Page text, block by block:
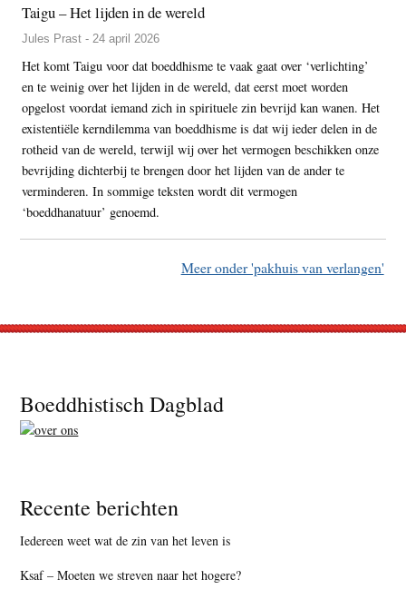
Taigu – Het lijden in de wereld
Jules Prast - 24 april 2026
Het komt Taigu voor dat boeddhisme te vaak gaat over ‘verlichting’
en te weinig over het lijden in de wereld, dat eerst moet worden
opgelost voordat iemand zich in spirituele zin bevrijd kan wanen. Het
existentiële kerndilemma van boeddhisme is dat wij ieder delen in de
rotheid van de wereld, terwijl wij over het vermogen beschikken onze
bevrijding dichterbij te brengen door het lijden van de ander te
verminderen. In sommige teksten wordt dit vermogen
‘boeddhanatuur’ genoemd.
Meer onder 'pakhuis van verlangen'
Footer
Boeddhistisch Dagblad
Recente berichten
Iedereen weet wat de zin van het leven is
Ksaf – Moeten we streven naar het hogere?